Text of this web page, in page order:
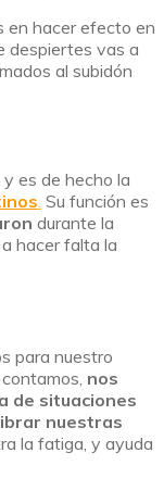
en hacer efecto en
despiertes vas a
al subidón
y es de hecho la
. Su función es
durante la
hacer falta la
para nuestro
nos
de situaciones
nuestras
la fatiga, y ayuda